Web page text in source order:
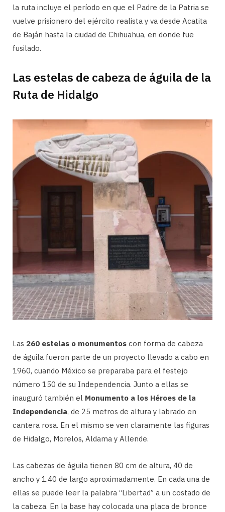
la ruta incluye el período en que el Padre de la Patria se
vuelve prisionero del ejército realista y va desde Acatita
de Baján hasta la ciudad de Chihuahua, en donde fue
fusilado.
Las estelas de cabeza de águila de la
Ruta de Hidalgo
Las 260 estelas o monumentos con forma de cabeza
de águila fueron parte de un proyecto llevado a cabo en
1960, cuando México se preparaba para el festejo
número 150 de su Independencia. Junto a ellas se
inauguró también el Monumento a los Héroes de la
Independencia, de 25 metros de altura y labrado en
cantera rosa. En el mismo se ven claramente las figuras
de Hidalgo, Morelos, Aldama y Allende.
Las cabezas de águila tienen 80 cm de altura, 40 de
ancho y 1.40 de largo aproximadamente. En cada una de
ellas se puede leer la palabra “Libertad” a un costado de
la cabeza. En la base hay colocada una placa de bronce